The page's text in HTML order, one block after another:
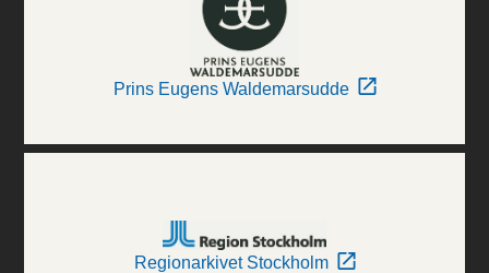
Prins Eugens Waldemarsudde
Regionarkivet Stockholm